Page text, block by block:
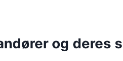
og deres